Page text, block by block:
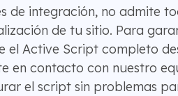
de integración, no admite
de tu sitio. Para
el Active Script completo
en contacto con nuestro
el script sin problemas